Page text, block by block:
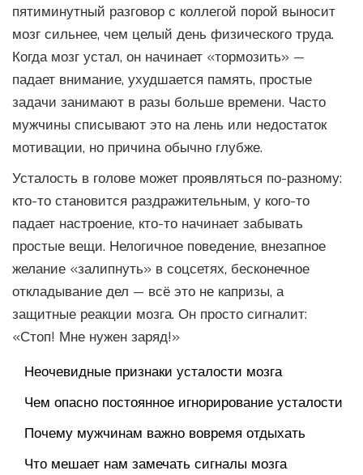
пятиминутный разговор с коллегой порой выносит
мозг сильнее, чем целый день физического труда.
Когда мозг устал, он начинает «тормозить» —
падает внимание, ухудшается память, простые
задачи занимают в разы больше времени. Часто
мужчины списывают это на лень или недостаток
мотивации, но причина обычно глубже.
Усталость в голове может проявляться по-разному:
кто-то становится раздражительным, у кого-то
падает настроение, кто-то начинает забывать
простые вещи. Нелогичное поведение, внезапное
желание «залипнуть» в соцсетях, бесконечное
откладывание дел — всё это не капризы, а
защитные реакции мозга. Он просто сигналит:
«Стоп! Мне нужен заряд!»
Неочевидные признаки усталости мозга
Чем опасно постоянное игнорирование усталости
Почему мужчинам важно вовремя отдыхать
Что мешает нам замечать сигналы мозга